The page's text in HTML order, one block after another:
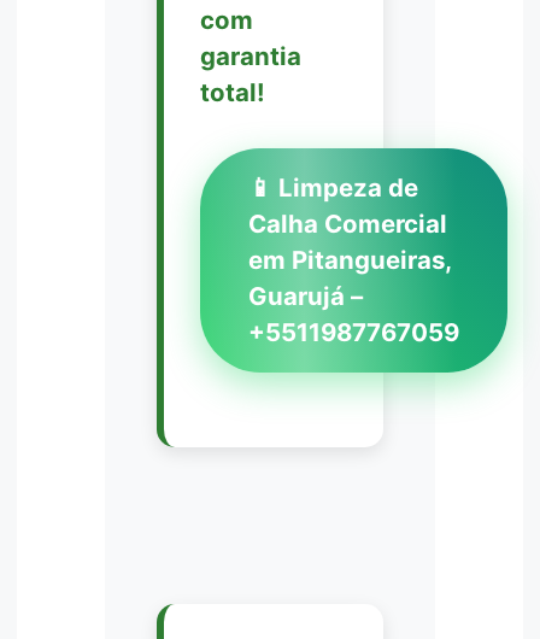
com
garantia
total!
📱 Limpeza de
Calha Comercial
em Pitangueiras,
Guarujá –
+5511987767059